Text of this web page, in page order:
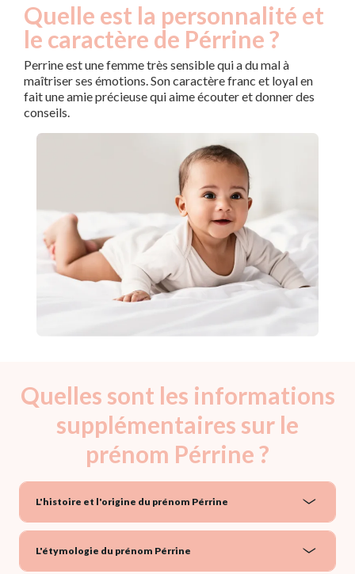
Quelle est la personnalité et
le caractère de Pérrine ?
Perrine est une femme très sensible qui a du mal à
maîtriser ses émotions. Son caractère franc et loyal en
fait une amie précieuse qui aime écouter et donner des
conseils.
Quelles sont les informations
supplémentaires sur le
prénom Pérrine ?
L'histoire et l'origine du prénom Pérrine
L'étymologie du prénom Pérrine